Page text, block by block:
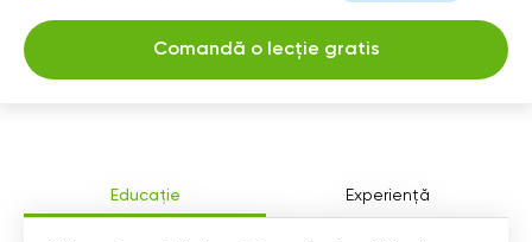
Educație Experiență
Comandă o lecție gratis